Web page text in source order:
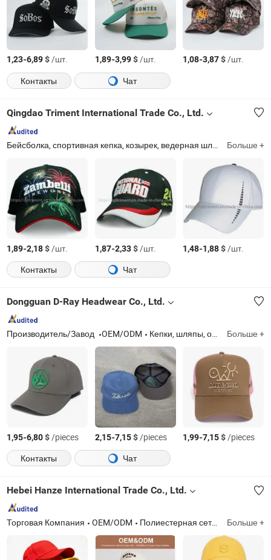
1,23-6,89$/шт. 1,89-3,99$/шт. 1,08-3,87$/шт.
Контакты
Чат
Qingdao Triment International Trade Co., Ltd.
Больше +
1,89-2,18$/шт. 1,87-2,33$/шт. 1,48-1,88$/шт.
Контакты
Чат
Dongguan D-Ray Headwear Co., Ltd.
Производитель/Завод OEM/ODM Кепки, шляпы, одежда Больше +
1,95-6,80$/pieces 2,15-7,15$/pieces 1,99-7,15$/pieces
Контакты
Чат
Hebei Hanze International Trade Co., Ltd.
Торговая Компания OEM/ODM Полиестерная сетка для шелкографии, просеивная ткань, резинки для скребков для шелкографии, никелевая сетка для ротационной печати, алюминиевая рама для шелкографии, резинки для скребков, пленки для струйной печати, фильтры Больше +